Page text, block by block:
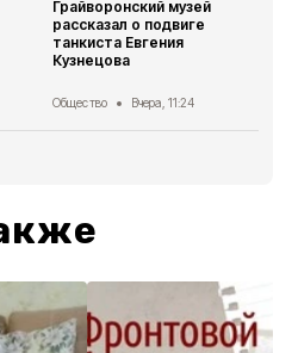
Грайворонский музей
рассказал о подвиге
танкиста Евгения
Кузнецова
Общество Вчера, 11:24